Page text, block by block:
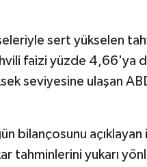
sert yükselen
faizi yüzde 4,66'ya
seviyesine ulaşan
bilançosunu
tahminlerini yukarı